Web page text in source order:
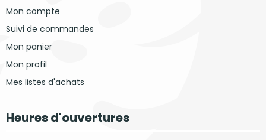
Mon compte
Suivi de commandes
Mon panier
Mon profil
Mes listes d'achats
Heures d'ouvertures